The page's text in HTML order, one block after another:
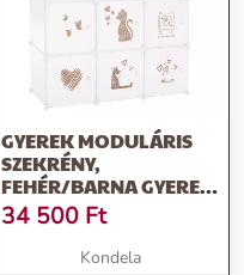
GYEREK MODULÁRIS
SZEKRÉNY,
FEHÉR/BARNA GYEREK
MINTA, KITARO
34 500 Ft
Kondela